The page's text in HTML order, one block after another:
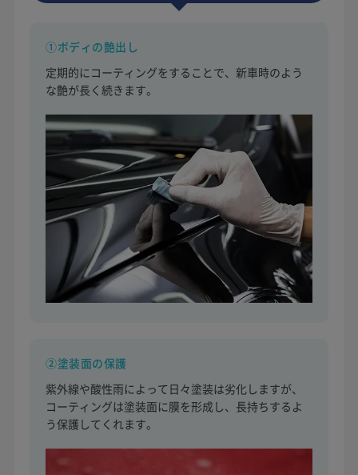
①ボディの艶出し
定期的にコーティングをすることで、新車時のよう
な艶が長く続きます。
②塗装面の保護
紫外線や酸性雨によって日々塗装は劣化しますが、
コーティングは塗装面に膜を形成し、長持ちするよ
う保護してくれます。